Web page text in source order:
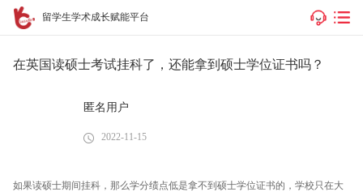
留学生学术成长赋能平台
在英国读硕士考试挂科了，还能拿到硕士学位证书吗？
匿名用户
2022-11-15
如果读硕士期间挂科，那么学分绩点低是拿不到硕士学位证书的，学校只在大